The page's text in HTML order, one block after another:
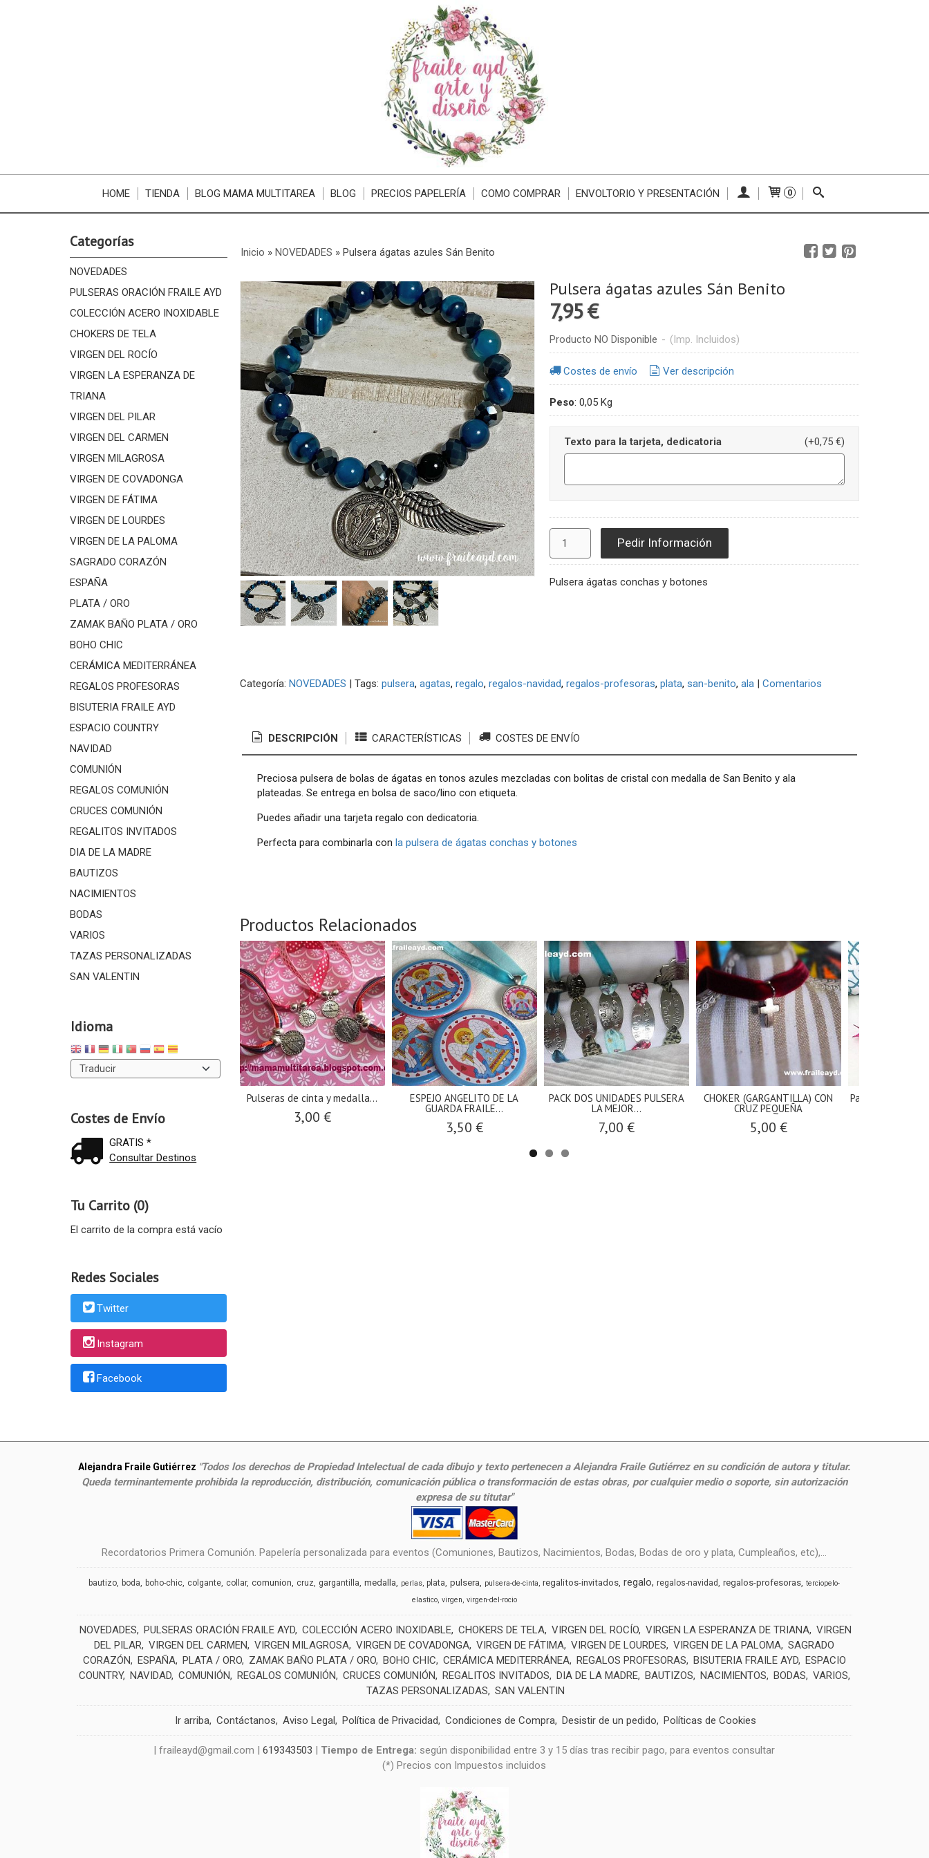
HOME TIENDA BLOG MAMA MULTITAREA BLOG PRECIOS PAPELERÍA COMO COMPRAR ENVOLTORIO Y PRESENTACIÓN 0
Categorías
NOVEDADES
PULSERAS ORACIÓN FRAILE AYD
COLECCIÓN ACERO INOXIDABLE
CHOKERS DE TELA
VIRGEN DEL ROCÍO
VIRGEN LA ESPERANZA DE
TRIANA
VIRGEN DEL PILAR
VIRGEN DEL CARMEN
VIRGEN MILAGROSA
VIRGEN DE COVADONGA
VIRGEN DE FÁTIMA
VIRGEN DE LOURDES
VIRGEN DE LA PALOMA
SAGRADO CORAZÓN
ESPAÑA
PLATA / ORO
ZAMAK BAÑO PLATA / ORO
BOHO CHIC
CERÁMICA MEDITERRÁNEA
REGALOS PROFESORAS
BISUTERIA FRAILE AYD
ESPACIO COUNTRY
NAVIDAD
COMUNIÓN
REGALOS COMUNIÓN
CRUCES COMUNIÓN
REGALITOS INVITADOS
DIA DE LA MADRE
BAUTIZOS
NACIMIENTOS
BODAS
VARIOS
TAZAS PERSONALIZADAS
SAN VALENTIN
Idioma
Costes de Envío
GRATIS *
Consultar Destinos
Tu Carrito (0)
El carrito de la compra está vacío
Redes Sociales
Twitter
Instagram
Facebook
Inicio » NOVEDADES » Pulsera ágatas azules Sán Benito
Pulsera ágatas azules Sán Benito
7,95 €
Producto NO Disponible - (Imp. Incluidos)
Costes de envío Ver descripción
Peso: 0,05 Kg
Texto para la tarjeta, dedicatoria (+0,75 €)
Pedir Información
Pulsera ágatas conchas y botones
Categoría: NOVEDADES | Tags: pulsera agatas regalo regalos-navidad regalos-profesoras plata san-benito ala | Comentarios
DESCRIPCIÓN CARACTERÍSTICAS COSTES DE ENVÍO
Preciosa pulsera de bolas de ágatas en tonos azules mezcladas con bolitas de cristal con medalla de San Benito y ala
plateadas. Se entrega en bolsa de saco/lino con etiqueta.
Puedes añadir una tarjeta regalo con dedicatoria.
Perfecta para combinarla conla pulsera de ágatas conchas y botones
Productos Relacionados
Pulseras de cinta y medalla...
3,00 €
ESPEJO ANGELITO DE LA
GUARDA FRAILE...
3,50 €
PACK DOS UNIDADES PULSERA
LA MEJOR...
7,00 €
CHOKER (GARGANTILLA) CON
CRUZ PEQUEÑA
5,00 €
Pack 10
Alejandra Fraile Gutiérrez "Todos los derechos de Propiedad Intelectual de cada dibujo y texto pertenecen a Alejandra Fraile Gutiérrez en su condición de autora y titular.
Queda terminantemente prohibida la reproducción, distribución, comunicación pública o transformación de estas obras, por cualquier medio o soporte, sin autorización
expresa de su titutar"
Recordatorios Primera Comunión. Papelería personalizada para eventos (Comuniones, Bautizos, Nacimientos, Bodas, Bodas de oro y plata, Cumpleaños, etc),...
bautizo boda boho-chic colgante collar comunion cruz gargantilla medalla perlas plata pulsera pulsera-de-cinta regalitos-invitados regalo regalos-navidad regalos-profesoras terciopelo-
elastico virgen virgen-del-rocio
NOVEDADES PULSERAS ORACIÓN FRAILE AYD COLECCIÓN ACERO INOXIDABLE CHOKERS DE TELA VIRGEN DEL ROCÍO VIRGEN LA ESPERANZA DE TRIANA VIRGEN
DEL PILAR VIRGEN DEL CARMEN VIRGEN MILAGROSA VIRGEN DE COVADONGA VIRGEN DE FÁTIMA VIRGEN DE LOURDES VIRGEN DE LA PALOMA SAGRADO
CORAZÓN
ESPAÑA PLATA / ORO ZAMAK BAÑO PLATA / ORO BOHO CHIC CERÁMICA MEDITERRÁNEA REGALOS PROFESORAS BISUTERIA FRAILE AYD ESPACIO
COUNTRY NAVIDAD COMUNIÓN REGALOS COMUNIÓN CRUCES COMUNIÓN REGALITOS INVITADOS DIA DE LA MADRE BAUTIZOS NACIMIENTOS BODAS
VARIOS
TAZAS PERSONALIZADAS
SAN VALENTIN
Ir arriba Contáctanos Aviso Legal Política de Privacidad Condiciones de Compra Desistir de un pedido Políticas de Cookies
| fraileayd@gmail.com |619343503 | Tiempo de Entrega: según disponibilidad entre 3 y 15 días tras recibir pago, para eventos consultar
(*) Precios con Impuestos incluidos